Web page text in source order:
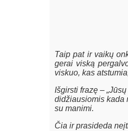
Taip pat ir vaikų
gerai viską
viskuo, kas
Išgirsti frazę –
didžiausiomis kada
su manimi.
Čia ir prasideda